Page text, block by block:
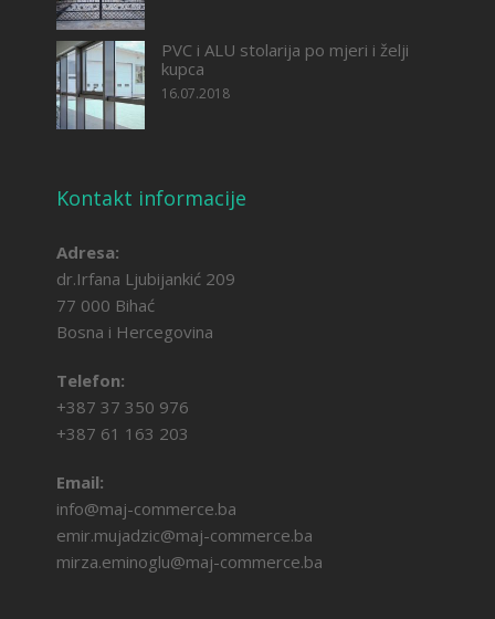
PVC i ALU stolarija po mjeri i želji
kupca
16.07.2018
Kontakt informacije
Adresa:
dr.Irfana Ljubijankić 209
77 000 Bihać
Bosna i Hercegovina
Telefon:
+387 37 350 976
+387 61 163 203
Email:
info@maj-commerce.ba
emir.mujadzic@maj-commerce.ba
mirza.eminoglu@maj-commerce.ba